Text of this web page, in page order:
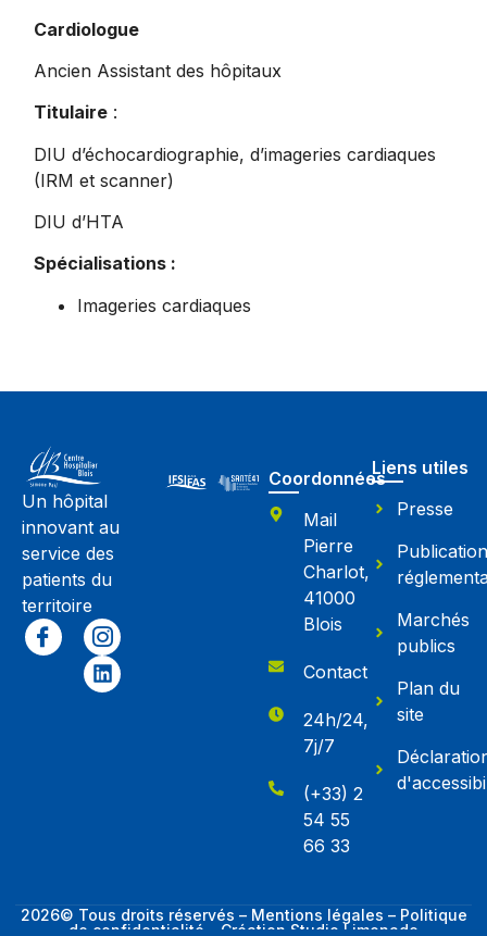
Cardiologue
Ancien Assistant des hôpitaux
Titulaire :
DIU d’échocardiographie, d’imageries cardiaques
(IRM et scanner)
DIU d’HTA
Spécialisations :
Imageries cardiaques
Un hôpital
innovant au
service des
patients du
territoire
Coordonnées
Mail
Pierre
Charlot,
41000
Blois
Contact
24h/24,
7j/7
(+33) 2
54 55
66 33
Liens utiles
Presse
Marchés
publics
Plan du
site
2026© Tous droits réservés – Mentions légales – Politique
de confidentialité – Création Studio Limonade